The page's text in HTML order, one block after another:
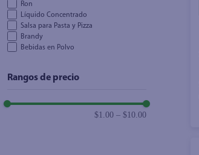
Ron
Líquido Concentrado
Salsa para Pasta y Pizza
Brandy
Bebidas en Polvo
Rangos de precio
$1.00 – $10.00